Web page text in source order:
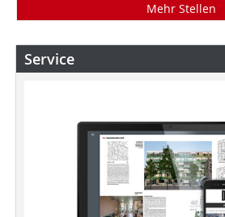
Mehr Stellen
Service